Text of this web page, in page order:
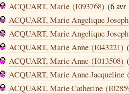
ACQUART, Marie (I093768) (6 avr
ACQUART, Marie Angelique
ACQUART, Marie Angelique
ACQUART, Marie Anne (I043221)
ACQUART, Marie Anne (I013508)
ACQUART, Marie Anne Jacqueline
ACQUART, Marie Catherine